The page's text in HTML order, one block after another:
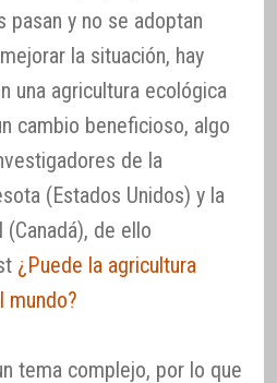
pasan y no se adoptan
la situación, hay
una agricultura ecológica
cambio beneficioso, algo
de la
(Estados Unidos) y la
de ello
¿Puede la agricultura
mundo?
tema complejo, por lo que